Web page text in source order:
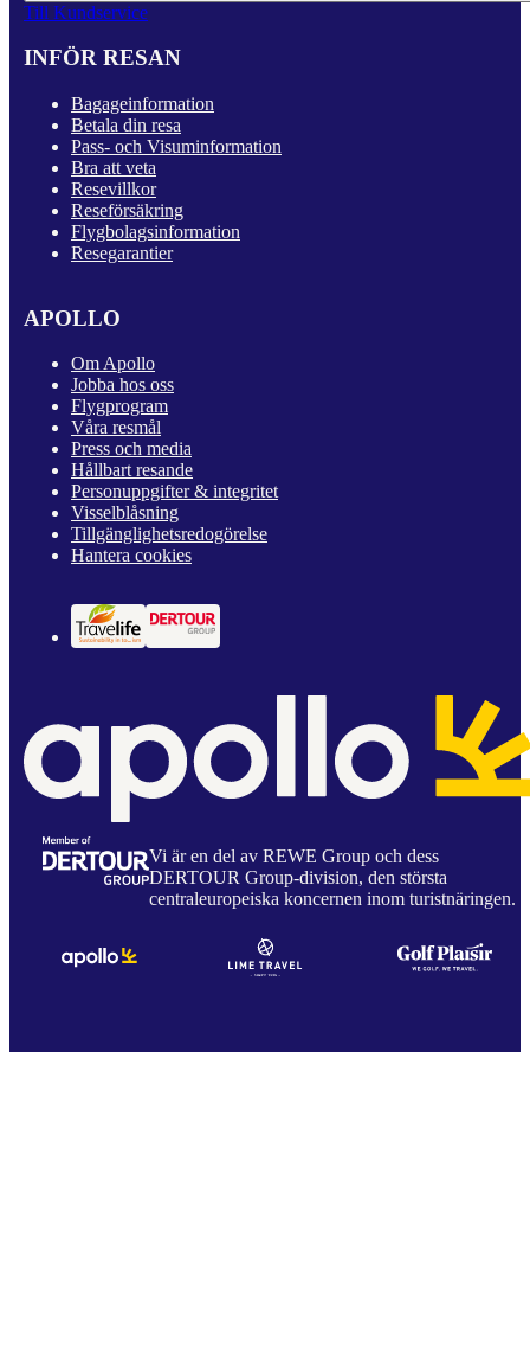
Till Kundservice
INFÖR RESAN
Bagageinformation
Betala din resa
Pass- och Visuminformation
Bra att veta
Resevillkor
Reseförsäkring
Flygbolagsinformation
Resegarantier
APOLLO
Om Apollo
Jobba hos oss
Flygprogram
Våra resmål
Press och media
Hållbart resande
Personuppgifter & integritet
Visselblåsning
Tillgänglighetsredogörelse
Hantera cookies
Vi är en del av REWE Group och dess
DERTOUR Group-division, den största
centraleuropeiska koncernen inom turistnäringen.